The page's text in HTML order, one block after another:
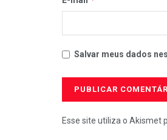
Salvar meus dados
Esse site utiliza o Akismet